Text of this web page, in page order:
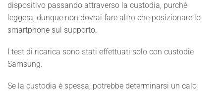
dispositivo passando attraverso la custodia, purché
leggera, dunque non dovrai fare altro che posizionare lo
smartphone sul supporto.
I test di ricarica sono stati effettuati solo con custodie
Samsung.
Se la custodia è spessa, potrebbe determinarsi un calo